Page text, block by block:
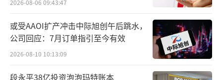
布地奈德比喷雾、蒲地蓝口服液、阿奇霉素等
都有不同程度地涨价。很多人因此不解：
比价是为了让老百姓买到便宜的药品，为
2026-08-06 09:43:47
或受AAOI扩产冲击中际旭创午后跳水，
公司回应：7月订单指引至今有效
2026-08-10 10:13:09
段永平38亿投资泡泡玛特账本